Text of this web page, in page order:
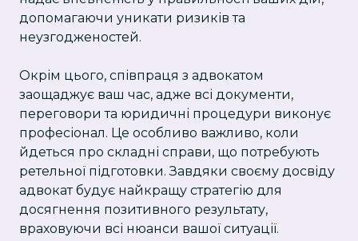
допомагаючи уникати ризиків та
неузгодженостей.
Окрім цього, співпраця з адвокатом
заощаджує ваш час, адже всі документи,
переговори та юридичні процедури виконує
професіонал. Це особливо важливо, коли
йдеться про складні справи, що потребують
ретельної підготовки. Завдяки своєму досвіду
адвокат будує найкращу стратегію для
досягнення позитивного результату,
враховуючи всі нюанси вашої ситуації.